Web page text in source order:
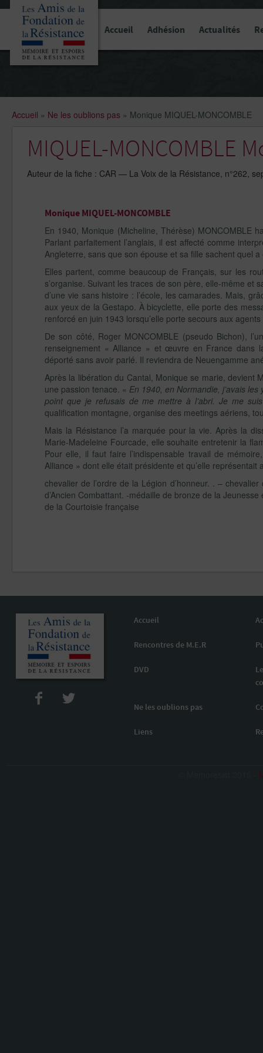
Accueil Adhésion Actualités
Accueil » Ne les oublions pas » Monique MIQUEL-MONCOMBLE
MIQUEL-MONCOMBLE
Auteur de la fiche : CAR — La Voix de la Résistance, n°262,
Monique MIQUEL-MONCOMBLE
En 1940, Monique (Micheline, Thérèse) MONCOMBLE
Parlant parfaitement l’anglais, il est affecté comme
Angleterre, sans que son épouse et sa fille sachent quel
Elles partent, comme beaucoup de Français, sur les
s’organise. Suivant les traces de son père, elle-même et
d’une vie sans histoire : l’école, les camarades. Mais,
aux yeux de la Gestapo. À bicyclette, elle porte des
renforcé en juin 1943 lorsqu’elle porte secours aux
De son côté, Roger MONCOMBLE (pseudo Bichon),
renseignement « Alliance » et œuvre en France dans
déporté sans avoir parlé. Il reviendra de Neuengamme
Après la libération du Cantal, Monique se marie, devient
une passion tenace. « En 1940, en Normandie, j’avais
point que je refusais de me mettre à l’abri. Je me
qualification montagne, organise des meetings aériens,
Mais la Résistance l’a marquée pour la vie. Après la
Marie-Madeleine Fourcade, elle souhaite entretenir la
Pour elle, il faut faire l’indispensable travail de
Alliance » dont elle était présidente et qu’elle représentait
chevalier de l’ordre de la Légion d’honneur. . –
d’Ancien Combattant. -médaille de bronze de la
de la Courtoisie française
Accueil
Rencontres de M.E.R
DVD
Ne les oublions pas
Liens
Panneau de gestion des cookies